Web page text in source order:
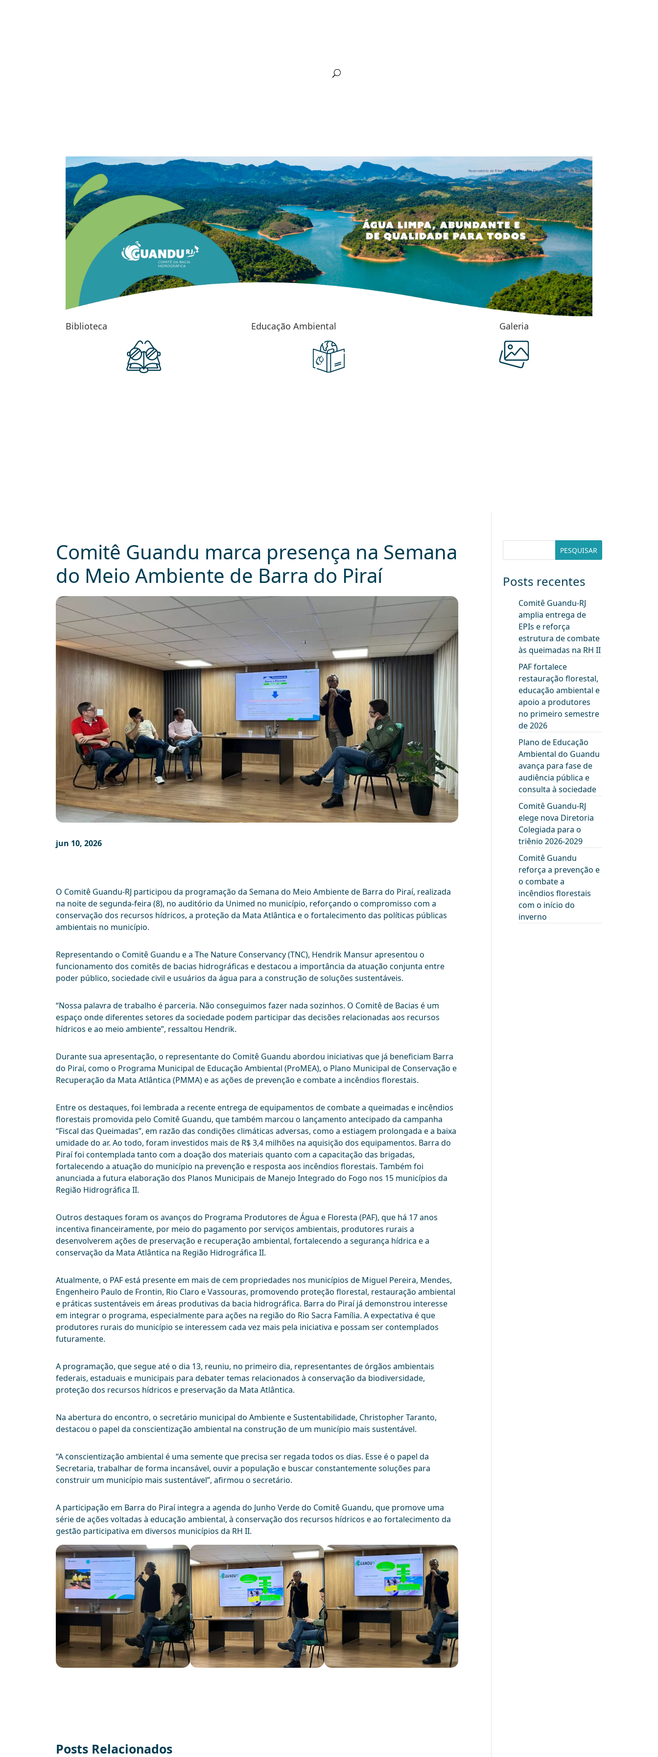
Biblioteca Educação Ambiental Galeria
Comitê Guandu marca presença na Semana
do Meio Ambiente de Barra do Piraí
jun 10, 2026
O Comitê Guandu-RJ participou da programação da Semana do Meio Ambiente de Barra do Piraí, realizada
na noite de segunda-feira (8), no auditório da Unimed no município, reforçando o compromisso com a
conservação dos recursos hídricos, a proteção da Mata Atlântica e o fortalecimento das políticas públicas
ambientais no município.
Representando o Comitê Guandu e a The Nature Conservancy (TNC), Hendrik Mansur apresentou o
funcionamento dos comitês de bacias hidrográficas e destacou a importância da atuação conjunta entre
poder público, sociedade civil e usuários da água para a construção de soluções sustentáveis.
“Nossa palavra de trabalho é parceria. Não conseguimos fazer nada sozinhos. O Comitê de Bacias é um
espaço onde diferentes setores da sociedade podem participar das decisões relacionadas aos recursos
hídricos e ao meio ambiente”, ressaltou Hendrik.
Durante sua apresentação, o representante do Comitê Guandu abordou iniciativas que já beneficiam Barra
do Piraí, como o Programa Municipal de Educação Ambiental (ProMEA), o Plano Municipal de Conservação e
Recuperação da Mata Atlântica (PMMA) e as ações de prevenção e combate a incêndios florestais.
Entre os destaques, foi lembrada a recente entrega de equipamentos de combate a queimadas e incêndios
florestais promovida pelo Comitê Guandu, que também marcou o lançamento antecipado da campanha
“Fiscal das Queimadas”, em razão das condições climáticas adversas, como a estiagem prolongada e a baixa
umidade do ar. Ao todo, foram investidos mais de R$ 3,4 milhões na aquisição dos equipamentos. Barra do
Piraí foi contemplada tanto com a doação dos materiais quanto com a capacitação das brigadas,
fortalecendo a atuação do município na prevenção e resposta aos incêndios florestais. Também foi
anunciada a futura elaboração dos Planos Municipais de Manejo Integrado do Fogo nos 15 municípios da
Região Hidrográfica II.
Outros destaques foram os avanços do Programa Produtores de Água e Floresta (PAF), que há 17 anos
incentiva financeiramente, por meio do pagamento por serviços ambientais, produtores rurais a
desenvolverem ações de preservação e recuperação ambiental, fortalecendo a segurança hídrica e a
conservação da Mata Atlântica na Região Hidrográfica II.
Atualmente, o PAF está presente em mais de cem propriedades nos municípios de Miguel Pereira, Mendes,
Engenheiro Paulo de Frontin, Rio Claro e Vassouras, promovendo proteção florestal, restauração ambiental
e práticas sustentáveis em áreas produtivas da bacia hidrográfica. Barra do Piraí já demonstrou interesse
em integrar o programa, especialmente para ações na região do Rio Sacra Família. A expectativa é que
produtores rurais do município se interessem cada vez mais pela iniciativa e possam ser contemplados
futuramente.
A programação, que segue até o dia 13, reuniu, no primeiro dia, representantes de órgãos ambientais
federais, estaduais e municipais para debater temas relacionados à conservação da biodiversidade,
proteção dos recursos hídricos e preservação da Mata Atlântica.
Na abertura do encontro, o secretário municipal do Ambiente e Sustentabilidade, Christopher Taranto,
destacou o papel da conscientização ambiental na construção de um município mais sustentável.
“A conscientização ambiental é uma semente que precisa ser regada todos os dias. Esse é o papel da
Secretaria, trabalhar de forma incansável, ouvir a população e buscar constantemente soluções para
construir um município mais sustentável”, afirmou o secretário.
A participação em Barra do Piraí integra a agenda do Junho Verde do Comitê Guandu, que promove uma
série de ações voltadas à educação ambiental, à conservação dos recursos hídricos e ao fortalecimento da
gestão participativa em diversos municípios da RH II.
Posts Relacionados
Posts recentes
Comitê Guandu-RJ
amplia entrega de
EPIs e reforça
estrutura de combate
às queimadas na RH II
PAF fortalece
restauração florestal,
educação ambiental e
apoio a produtores
no primeiro semestre
de 2026
Plano de Educação
Ambiental do Guandu
avança para fase de
audiência pública e
consulta à sociedade
Comitê Guandu-RJ
elege nova Diretoria
Colegiada para o
triênio 2026-2029
Comitê Guandu
reforça a prevenção e
o combate a
incêndios florestais
com o início do
inverno